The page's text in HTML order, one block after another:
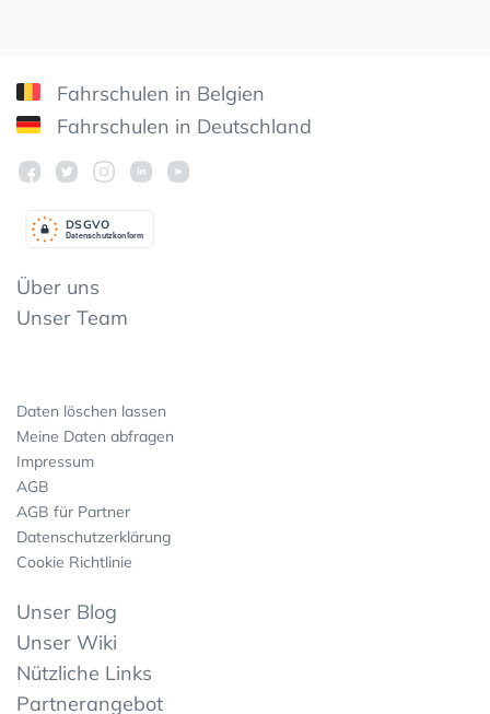
Fahrschulen in Belgien
Fahrschulen in Deutschland
Datenschutzkonform
DSGVO
Über uns
Unser Team
Daten löschen lassen
Meine Daten abfragen
Impressum
AGB
AGB für Partner
Datenschutzerklärung
Cookie Richtlinie
Unser Blog
Unser Wiki
Nützliche Links
Partnerangebot